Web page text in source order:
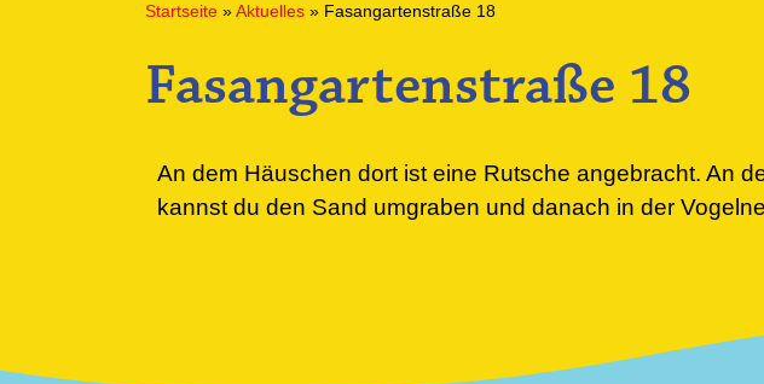
Startseite »Aktuelles » Fasangartenstraße 18
Fasangartenstraße 18
An dem Häuschen dort ist eine Rutsche angebracht. An
kannst du den Sand umgraben und danach in der